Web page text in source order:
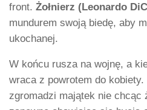
front. Żołnierz (Leonardo
mundurem swoją biedę, aby
ukochanej.
W końcu rusza na wojnę, a
wraca z powrotem do
zgromadzi majątek nie chcąc